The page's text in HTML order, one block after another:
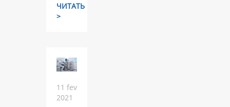
ЧИТАТЬ
>
11 fev
2021